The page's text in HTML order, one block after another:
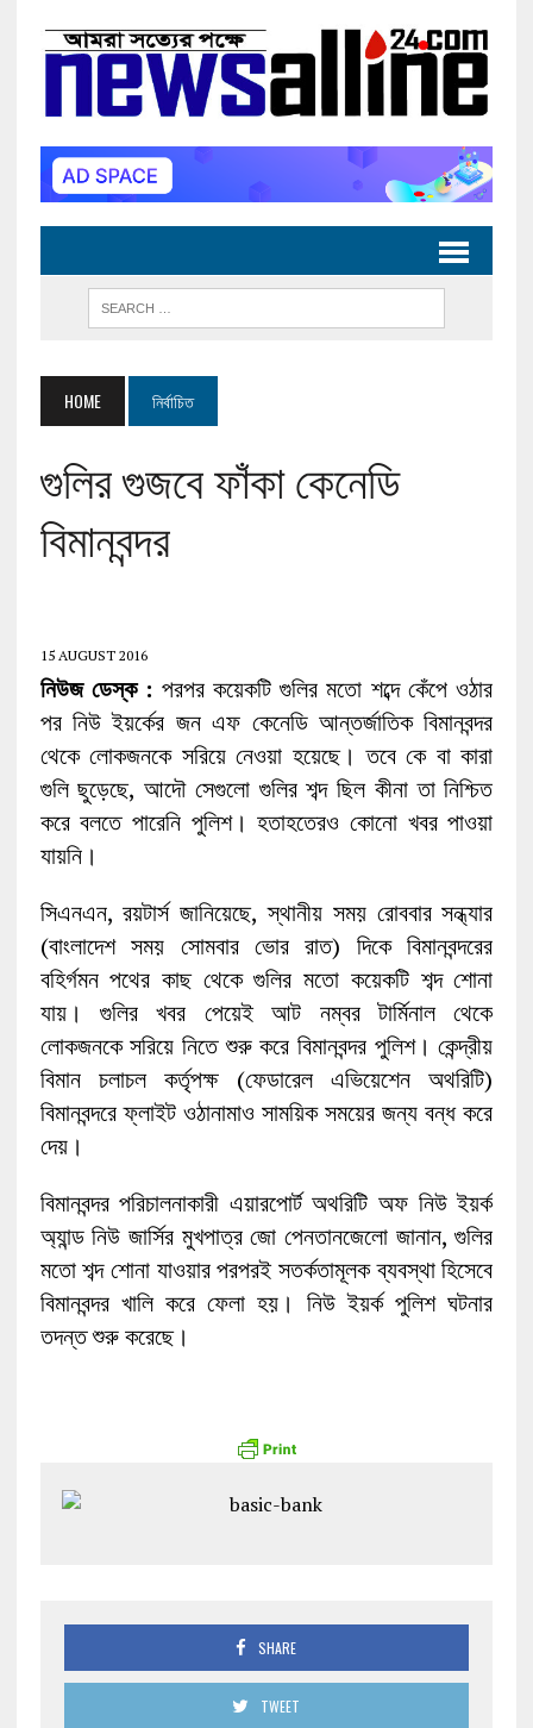
HOME নির্বাচিত
গুলির গুজবে ফাঁকা কেনেডি
বিমানবন্দর
15 AUGUST 2016
নিউজ ডেস্ক : পরপর কয়েকটি গুলির মতো শব্দে কেঁপে ওঠার
পর নিউ ইয়র্কের জন এফ কেনেডি আন্তর্জাতিক বিমানবন্দর
থেকে লোকজনকে সরিয়ে নেওয়া হয়েছে। তবে কে বা কারা
গুলি ছুড়েছে, আদৌ সেগুলো গুলির শব্দ ছিল কীনা তা নিশ্চিত
করে বলতে পারেনি পুলিশ। হতাহতেরও কোনো খবর পাওয়া
যায়নি।
সিএনএন, রয়টার্স জানিয়েছে, স্থানীয় সময় রোববার সন্ধ্যার
(বাংলাদেশ সময় সোমবার ভোর রাত) দিকে বিমানবন্দরের
বহির্গমন পথের কাছ থেকে গুলির মতো কয়েকটি শব্দ শোনা
যায়। গুলির খবর পেয়েই আট নম্বর টার্মিনাল থেকে
লোকজনকে সরিয়ে নিতে শুরু করে বিমানবন্দর পুলিশ। কেন্দ্রীয়
বিমান চলাচল কর্তৃপক্ষ (ফেডারেল এভিয়েশেন অথরিটি)
বিমানবন্দরে ফ্লাইট ওঠানামাও সাময়িক সময়ের জন্য বন্ধ করে
দেয়।
বিমানবন্দর পরিচালনাকারী এয়ারপোর্ট অথরিটি অফ নিউ ইয়র্ক
অ্যান্ড নিউ জার্সির মুখপাত্র জো পেনতানজেলো জানান, গুলির
মতো শব্দ শোনা যাওয়ার পরপরই সতর্কতামূলক ব্যবস্থা হিসেবে
বিমানবন্দর খালি করে ফেলা হয়। নিউ ইয়র্ক পুলিশ ঘটনার
তদন্ত শুরু করেছে।
SHARE
TWEET